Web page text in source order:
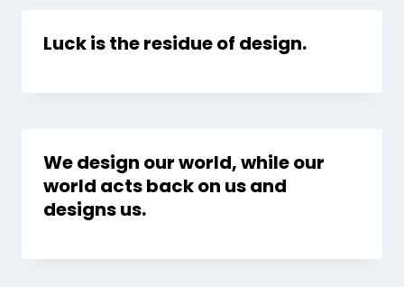
Luck is the residue of design.
We design our world, while our
world acts back on us and
designs us.